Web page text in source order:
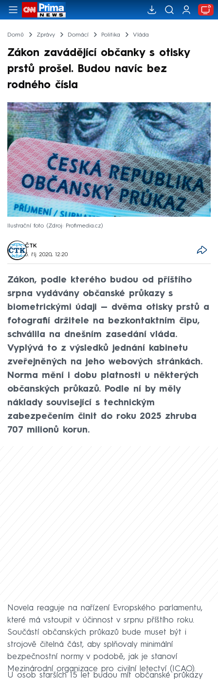
Domů Zprávy Domácí Politika Vláda
Zákon zavádějící občanky s otisky
prstů prošel. Budou navíc bez
rodného čísla
Ilustrační foto Zdroj: Profimedia.cz
ČTK
5. říj 2020, 12:20
Zákon, podle kterého budou od příštího
srpna vydávány občanské průkazy s
biometrickými údaji — dvěma otisky prstů a
fotografií držitele na bezkontaktním čipu,
schválila na dnešním zasedání vláda.
Vyplývá to z výsledků jednání kabinetu
zveřejněných na jeho webových stránkách.
Norma mění i dobu platnosti u některých
občanských průkazů. Podle ní by měly
náklady související s technickým
zabezpečením činit do roku 2025 zhruba
707 milionů korun.
Novela reaguje na nařízení Evropského parlamentu,
které má vstoupit v účinnost v srpnu příštího roku.
Součástí občanských průkazů bude muset být i
strojově čitelná část, aby splňovaly minimální
bezpečnostní normy v podobě, jak je stanoví
Mezinárodní organizace pro civilní letectví (ICAO).
U osob starších 15 let budou mít občanské průkazy